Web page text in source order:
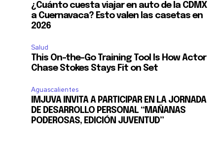
SUSCRIBIR
¿Cuánto cuesta viajar en auto de la CDMX
a Cuernavaca? Esto valen las casetas en
2026
Salud
This On-the-Go Training Tool Is How Actor
Chase Stokes Stays Fit on Set
Aguascalientes
IMJUVA INVITA A PARTICIPAR EN LA JORNADA
DE DESARROLLO PERSONAL “MAÑANAS
PODEROSAS, EDICIÓN JUVENTUD”